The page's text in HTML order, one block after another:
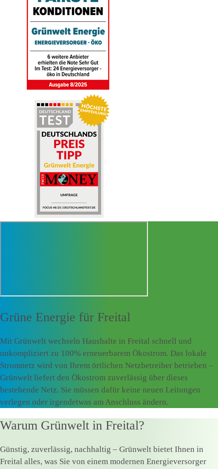
Grüne Energie für Freital
Mit Grünwelt wechseln Haushalte in Freital schnell und
unkompliziert zu 100% erneuerbarem Ökostrom. Das lokale
Stromnetz wird von Ihrem örtlichen Netzbetreiber betrieben –
Grünwelt liefert den Ökostrom zuverlässig über dieses
bestehende Netz. Sie müssen dafür keine neuen Leitungen
verlegen oder irgendetwas am Anschluss ändern.
Warum Grünwelt in Freital?
Günstig, zuverlässig, nachhaltig – Grünwelt bietet Ihnen in
Freital alles, was Sie von einem modernen Energieversorger